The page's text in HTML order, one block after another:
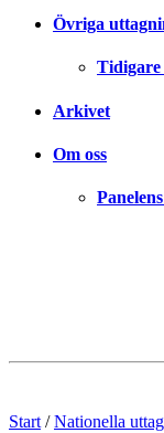
Övriga
Tidigare
Arkivet
Om oss
Start / Nationella